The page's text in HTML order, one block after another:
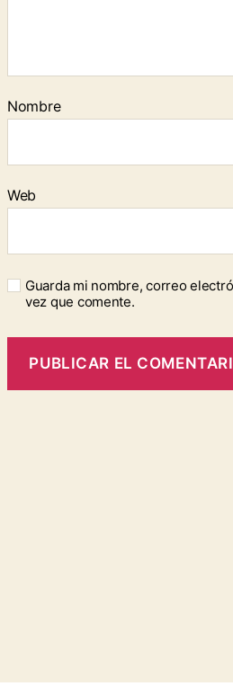
Nombre
Web
Guarda mi nombre, correo
vez que comente.